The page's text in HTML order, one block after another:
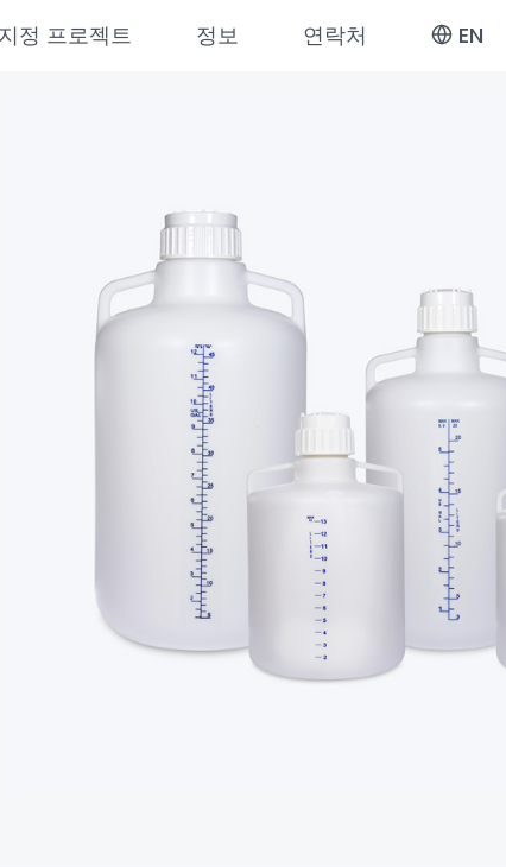
정 프로젝트 정보 연락처 EN